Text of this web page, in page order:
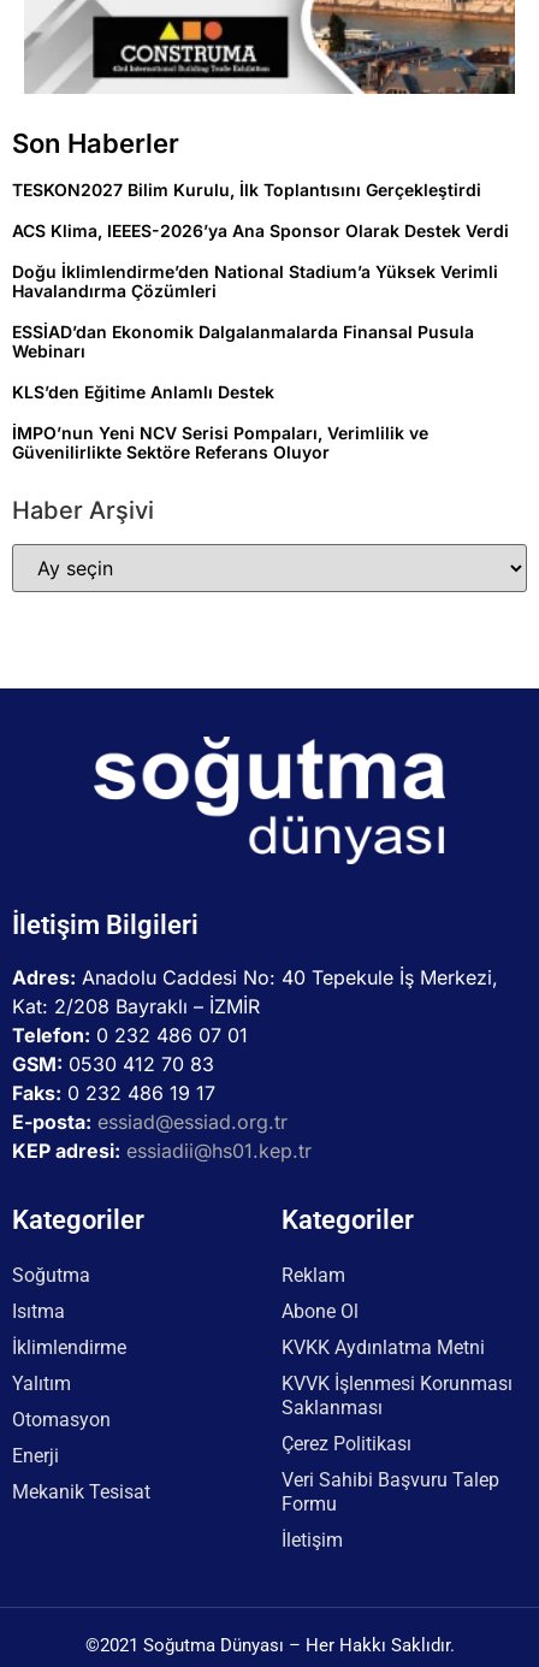
Son Haberler
TESKON2027 Bilim Kurulu, İlk Toplantısını Gerçekleştirdi
ACS Klima, IEEES-2026’ya Ana Sponsor Olarak Destek Verdi
Doğu İklimlendirme’den National Stadium’a Yüksek Verimli
Havalandırma Çözümleri
ESSİAD’dan Ekonomik Dalgalanmalarda Finansal Pusula
Webinarı
KLS’den Eğitime Anlamlı Destek
İMPO’nun Yeni NCV Serisi Pompaları, Verimlilik ve
Güvenilirlikte Sektöre Referans Oluyor
Haber Arşivi
İletişim Bilgileri
Adres: Anadolu Caddesi No: 40 Tepekule İş Merkezi,
Kat: 2/208 Bayraklı – İZMİR
Telefon: 0 232 486 07 01
GSM: 0530 412 70 83
Faks: 0 232 486 19 17
E-posta: essiad@essiad.org.tr
KEP adresi: essiadii@hs01.kep.tr
Kategoriler
Soğutma
Isıtma
İklimlendirme
Yalıtım
Otomasyon
Enerji
Mekanik Tesisat
Kategoriler
Reklam
Abone Ol
KVKK Aydınlatma Metni
KVVK İşlenmesi Korunması
Saklanması
Çerez Politikası
Veri Sahibi Başvuru Talep
Formu
İletişim
©2021 Soğutma Dünyası – Her Hakkı Saklıdır.